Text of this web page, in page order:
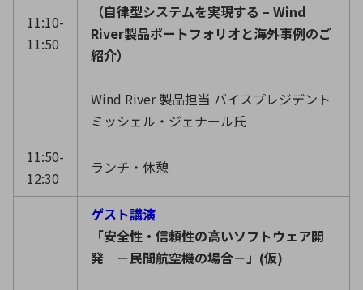
11:10-
11:50
（自律型システムを実現する – Wind
River製品ポートフォリオと海外事例のご
紹介）
Wind River 製品担当 バイスプレジデント
ミッシェル・ジェナール氏
11:50-
12:30
ランチ・休憩
ゲスト講演
「安全性・信頼性の高いソフトウェア開
発 －民間航空機の場合－」(仮)